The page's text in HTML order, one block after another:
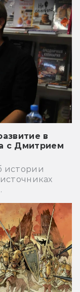
в
с Дмитрием
истории